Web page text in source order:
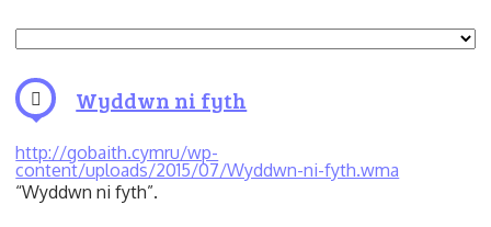
Wyddwn ni fyth
http://gobaith.cymru/wp-
content/uploads/2015/07/Wyddwn-ni-fyth.wma
“Wyddwn ni fyth”.